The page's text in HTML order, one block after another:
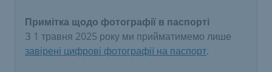
Примітка щодо фотографії в паспорті
З 1 травня 2025 року ми прийматимемо лише
завірені цифрові фотографії на паспорт.